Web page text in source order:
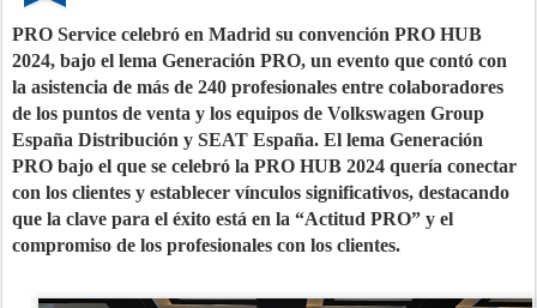
PRO Service celebró en Madrid su convención PRO HUB
2024, bajo el lema Generación PRO, un evento que contó con
la asistencia de más de 240 profesionales entre colaboradores
de los puntos de venta y los equipos de Volkswagen Group
España Distribución y SEAT España. El lema Generación
PRO bajo el que se celebró la PRO HUB 2024 quería conectar
con los clientes y establecer vínculos significativos, destacando
que la clave para el éxito está en la “Actitud PRO” y el
compromiso de los profesionales con los clientes.